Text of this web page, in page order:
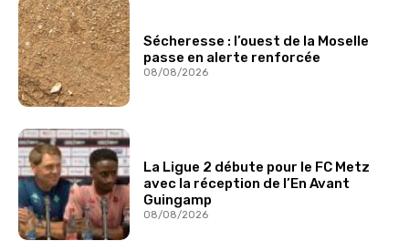
Sécheresse : l’ouest de la Moselle
passe en alerte renforcée
08/08/2026
La Ligue 2 débute pour le FC Metz
avec la réception de l’En Avant
Guingamp
08/08/2026